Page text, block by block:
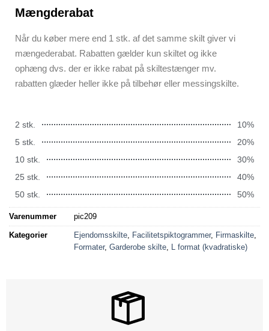
Mængderabat
Når du køber mere end 1 stk. af det samme skilt giver vi
mængederabat. Rabatten gælder kun skiltet og ikke
ophæng dvs. der er ikke rabat på skiltestænger mv.
rabatten glæder heller ikke på tilbehør eller messingskilte.
2 stk.
10%
5 stk.
20%
10 stk.
30%
25 stk.
40%
50 stk.
50%
Varenummer pic209
Kategorier Ejendomsskilte, Facilitetspiktogrammer, Firmaskilte,
Formater, Garderobe skilte, L format (kvadratiske)